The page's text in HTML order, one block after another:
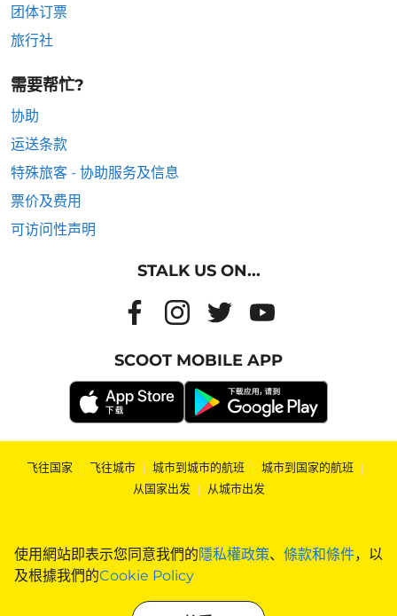
使用網站即表示您同意我們的隱私權政策、 條款和條件，以
及根據我們的Cookie Policy
团体订票
旅行社
需要帮忙?
协助
运送条款
特殊旅客 - 协助服务及信息
票价及费用
可访问性声明
STALK US ON...
SCOOT MOBILE APP
飞往国家 | 飞往城市 | 城市到城市的航班 | 城市到国家的航班 |
从国家出发 | 从城市出发